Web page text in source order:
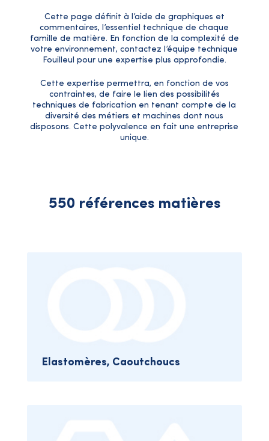
Cette page définit à l’aide de graphiques et
commentaires, l’essentiel technique de chaque
famille de matière. En fonction de la complexité de
votre environnement, contactez l’équipe technique
Fouilleul pour une expertise plus approfondie.
Cette expertise permettra, en fonction de vos
contraintes, de faire le lien des possibilités
techniques de fabrication en tenant compte de la
diversité des métiers et machines dont nous
disposons. Cette polyvalence en fait une entreprise
unique.
550 références matières
Elastomères, Caoutchoucs